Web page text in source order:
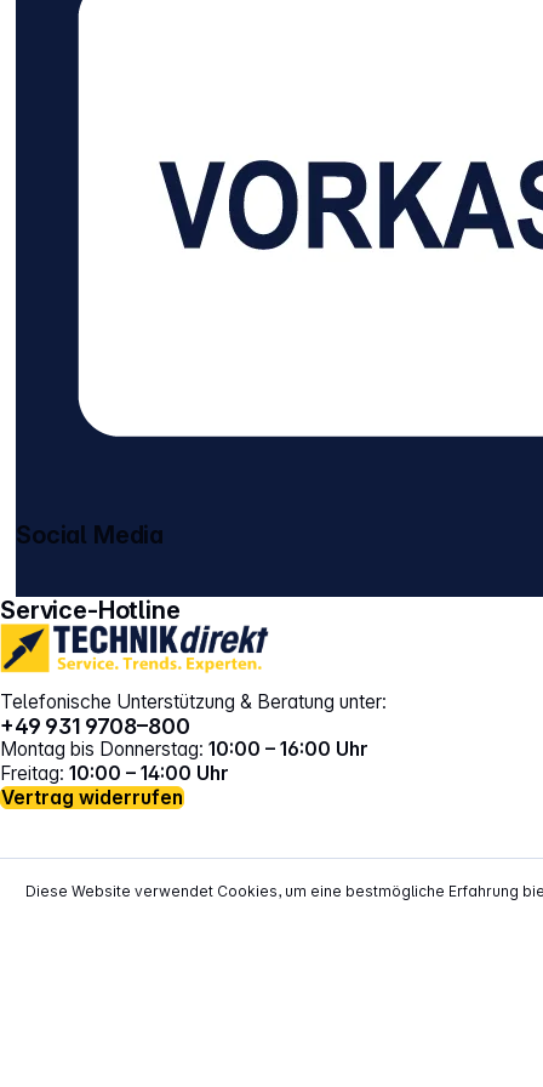
Service-Hotline
Telefonische Unterstützung & Beratung unter:
+49 931 9708–800
Montag bis Donnerstag: 10:00 – 16:00 Uhr
Freitag: 10:00 – 14:00 Uhr
Vertrag widerrufen
Social Media
Diese Website verwendet Cookies, um eine bestmögliche Erfahrung